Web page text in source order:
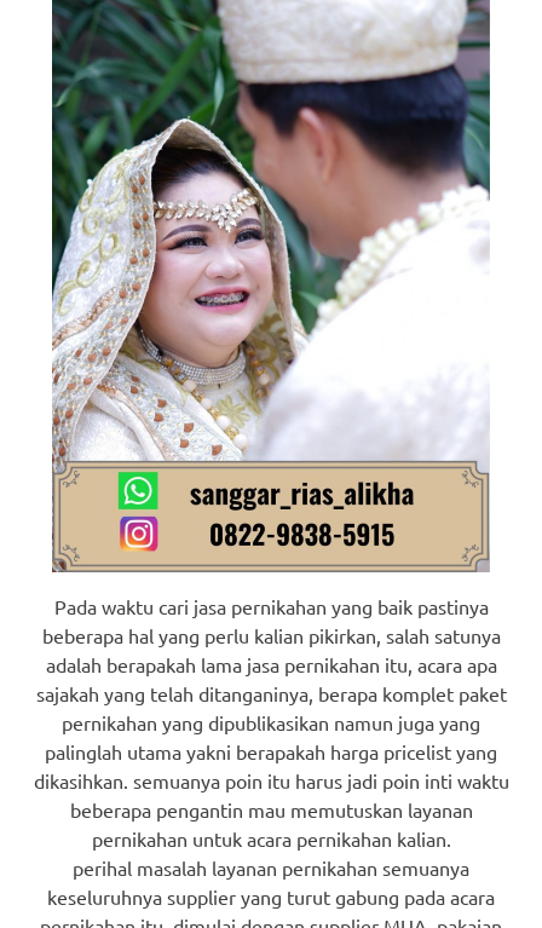
Pada waktu cari jasa pernikahan yang baik pastinya
beberapa hal yang perlu kalian pikirkan, salah satunya
adalah berapakah lama jasa pernikahan itu, acara apa
sajakah yang telah ditanganinya, berapa komplet paket
pernikahan yang dipublikasikan namun juga yang
palinglah utama yakni berapakah harga pricelist yang
dikasihkan. semuanya poin itu harus jadi poin inti waktu
beberapa pengantin mau memutuskan layanan
pernikahan untuk acara pernikahan kalian.
perihal masalah layanan pernikahan semuanya
keseluruhnya supplier yang turut gabung pada acara